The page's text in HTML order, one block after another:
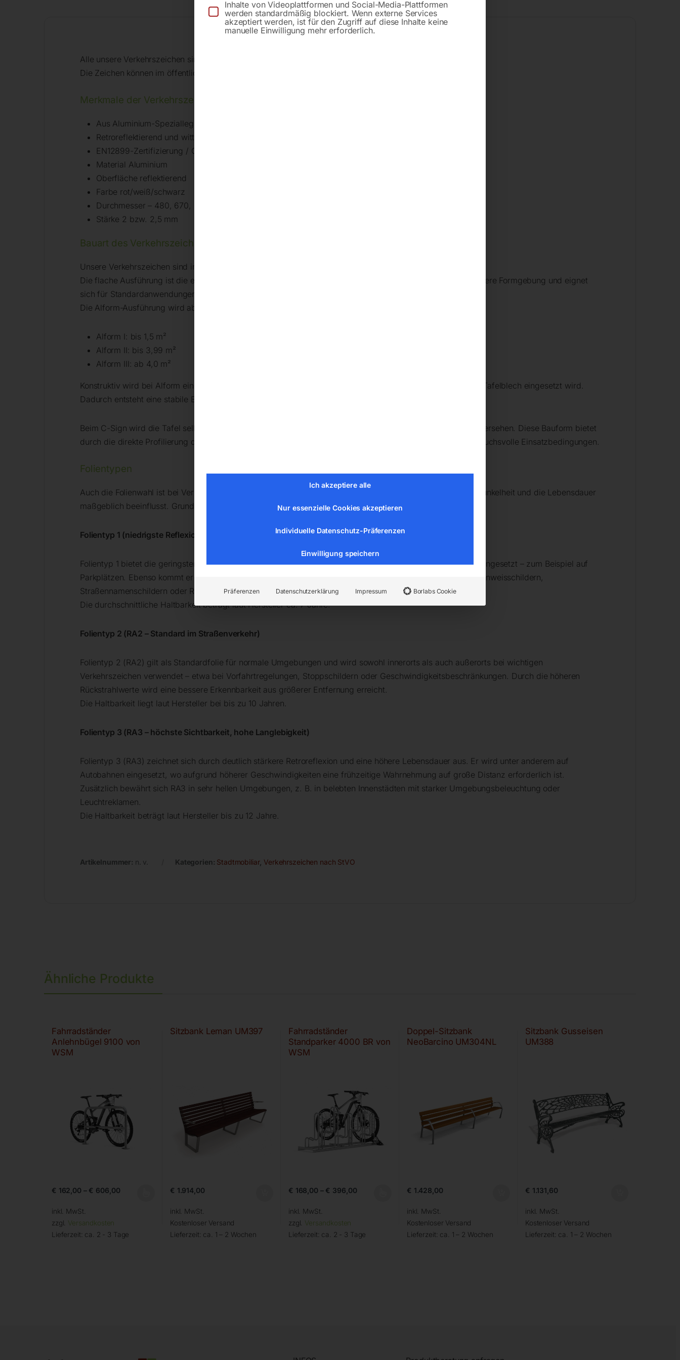
Beschreibung Produktsicherheit
Alle unsere Verkehrszeichen sind für den Straßenverkehr nach der StVO in Österreich erlaubt.
Die Zeichen können im öffentlichen und betrieblichen Bereich angewendet werden.
Merkmale der Verkehrszeichen nach der StVO
Aus Aluminium-Speziallegierung laut Bundesgesetzen i.d.g.F. und RVS
Retroreflektierend und witterungsbeständig
EN12899-Zertifizierung / CE-Kennzeichen
Material Aluminium
Oberfläche reflektierend
Farbe rot/weiß/schwarz
Durchmesser – 480, 670, 960 mm
Stärke 2 bzw. 2,5 mm
Bauart des Verkehrszeichens
Unsere Verkehrszeichen sind in drei Bauformen erhältlich: Flach, Alform (I–III) und C-Sign.
Die flache Ausführung ist die einfachste Variante. Sie besteht aus einer ebenen Tafel ohne Kantung oder weitere Formgebung und eignet
sich für Standardanwendungen.
Die Alform-Ausführung wird abhängig von der Tafelfläche in drei Klassen eingeteilt:
Alform I: bis 1,5 m²
Alform II: bis 3,99 m²
Alform III: ab 4,0 m²
Konstruktiv wird bei Alform eine flache Tafel mit einem gekanteten Aluminiumrahmen kombiniert, in den das Tafelblech eingesetzt wird.
Dadurch entsteht eine stabile Bauweise, insbesondere bei größeren Formaten.
Beim C-Sign wird die Tafel selbst umlaufend abgekantet (Randverformung) und anschließend mit der Folie versehen. Diese Bauform bietet
durch die direkte Profilierung des Schildkörpers eine hohe Formstabilität und eignet sich besonders für anspruchsvolle Einsatzbedingungen.
Folientypen
Auch die Folienwahl ist bei Verkehrszeichen entscheidend, da sie die Rückstrahlwerte, die Sichtbarkeit bei Dunkelheit und die Lebensdauer
maßgeblich beeinflusst. Grundsätzlich unterscheiden wir drei Folientypen, nummeriert von 1 bis 3:
Folientyp 1 (niedrigste Reflexionsklasse)
Folientyp 1 bietet die geringsten Rückstrahlwerte und wird vorwiegend in Bereichen des ruhenden Verkehrs eingesetzt – zum Beispiel auf
Parkplätzen. Ebenso kommt er bei verkehrstechnisch weniger kritischen Beschilderungen wie touristischen Hinweisschildern,
Straßennamenschildern oder Reklameschildern zum Einsatz.
Die durchschnittliche Haltbarkeit beträgt laut Hersteller ca. 7 Jahre.
Folientyp 2 (RA2 – Standard im Straßenverkehr)
Folientyp 2 (RA2) gilt als Standardfolie für normale Umgebungen und wird sowohl innerorts als auch außerorts bei wichtigen
Verkehrszeichen verwendet – etwa bei Vorfahrtregelungen, Stoppschildern oder Geschwindigkeitsbeschränkungen. Durch die höheren
Rückstrahlwerte wird eine bessere Erkennbarkeit aus größerer Entfernung erreicht.
Die Haltbarkeit liegt laut Hersteller bei bis zu 10 Jahren.
Folientyp 3 (RA3 – höchste Sichtbarkeit, hohe Langlebigkeit)
Folientyp 3 (RA3) zeichnet sich durch deutlich stärkere Retroreflexion und eine höhere Lebensdauer aus. Er wird unter anderem auf
Autobahnen eingesetzt, wo aufgrund höherer Geschwindigkeiten eine frühzeitige Wahrnehmung auf große Distanz erforderlich ist.
Zusätzlich bewährt sich RA3 in sehr hellen Umgebungen, z. B. in belebten Innenstädten mit starker Umgebungsbeleuchtung oder
Leuchtreklamen.
Die Haltbarkeit beträgt laut Hersteller bis zu 12 Jahre.
Artikelnummer: n. v. Kategorien: Stadtmobiliar, Verkehrszeichen nach StVO
Ähnliche Produkte
Fahrradständer
Anlehnbügel 9100 von
WSM
€ 162,00 – € 606,00
inkl. MwSt.
zzgl. Versandkosten
Lieferzeit: ca. 2 - 3 Tage
Sitzbank Leman UM397
€ 1.914,00
inkl. MwSt.
Kostenloser Versand
Lieferzeit: ca. 1 – 2 Wochen
Fahrradständer
Standparker 4000 BR von
WSM
€ 168,00 – € 396,00
inkl. MwSt.
zzgl. Versandkosten
Lieferzeit: ca. 2 - 3 Tage
Doppel-Sitzbank
NeoBarcino UM304NL
€ 1.428,00
inkl. MwSt.
Kostenloser Versand
Lieferzeit: ca. 1 – 2 Wochen
Sitzbank Gusseisen
UM388
€ 1.131,60
inkl. MwSt.
Kostenloser Versand
Lieferzeit: ca. 1 – 2 Wochen
Inhalte von Videoplattformen und Social-Media-Plattformen
werden standardmäßig blockiert. Wenn externe Services
akzeptiert werden, ist für den Zugriff auf diese Inhalte keine
manuelle Einwilligung mehr erforderlich.
Ich akzeptiere alle
Nur essenzielle Cookies akzeptieren
Individuelle Datenschutz-Präferenzen
Einwilligung speichern
Präferenzen Datenschutzerklärung Impressum Borlabs Cookie